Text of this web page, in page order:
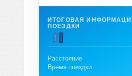
ИТОГОВАЯ
ПОЕЗДКИ
Расстояние
Время поездки